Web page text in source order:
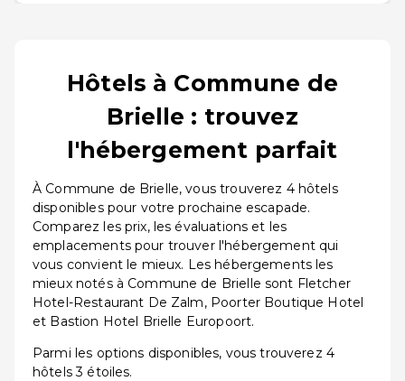
Hôtels à Commune de
Brielle : trouvez
l'hébergement parfait
À Commune de Brielle, vous trouverez 4 hôtels
disponibles pour votre prochaine escapade.
Comparez les prix, les évaluations et les
emplacements pour trouver l'hébergement qui
vous convient le mieux. Les hébergements les
mieux notés à Commune de Brielle sont Fletcher
Hotel-Restaurant De Zalm, Poorter Boutique Hotel
et Bastion Hotel Brielle Europoort.
Parmi les options disponibles, vous trouverez 4
hôtels 3 étoiles.